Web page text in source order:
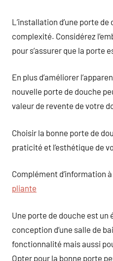
L’installation d’une porte
complexité. Considérez
pour s’assurer que la porte
En plus d’améliorer
nouvelle porte de douche
valeur de revente de votre
Choisir la bonne porte de
praticité et l’esthétique de
Complément d’information
pliante
Une porte de douche est un
conception d’une salle de
fonctionnalité mais aussi
Opter pour la bonne porte